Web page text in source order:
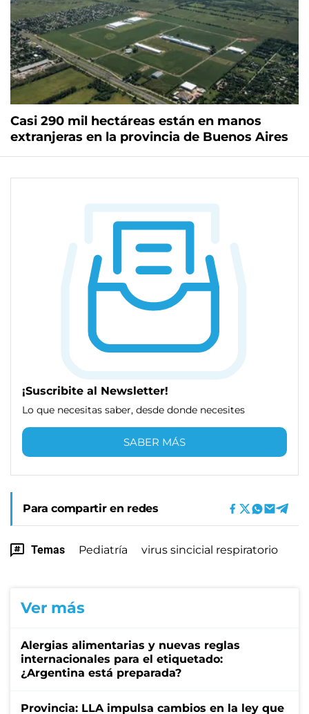
Casi 290 mil hectáreas están en manos
extranjeras en la provincia de Buenos Aires
¡Suscribite al Newsletter!
Lo que necesitas saber, desde donde necesites
SABER MÁS
Para compartir en redes
Temas Pediatría virus sincicial respiratorio
Ver más
Alergias alimentarias y nuevas reglas
internacionales para el etiquetado:
¿Argentina está preparada?
Provincia: LLA impulsa cambios en la ley que